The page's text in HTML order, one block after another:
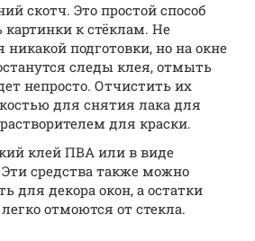
скотч. Это простой способ
картинки к стёклам. Не
никакой подготовки, но на окне
следы клея, отмыть
непросто. Отчистить их
для снятия лака для
для краски.
клей ПВА или в виде
средства также можно
для декора окон, а остатки
отмоются от стекла.